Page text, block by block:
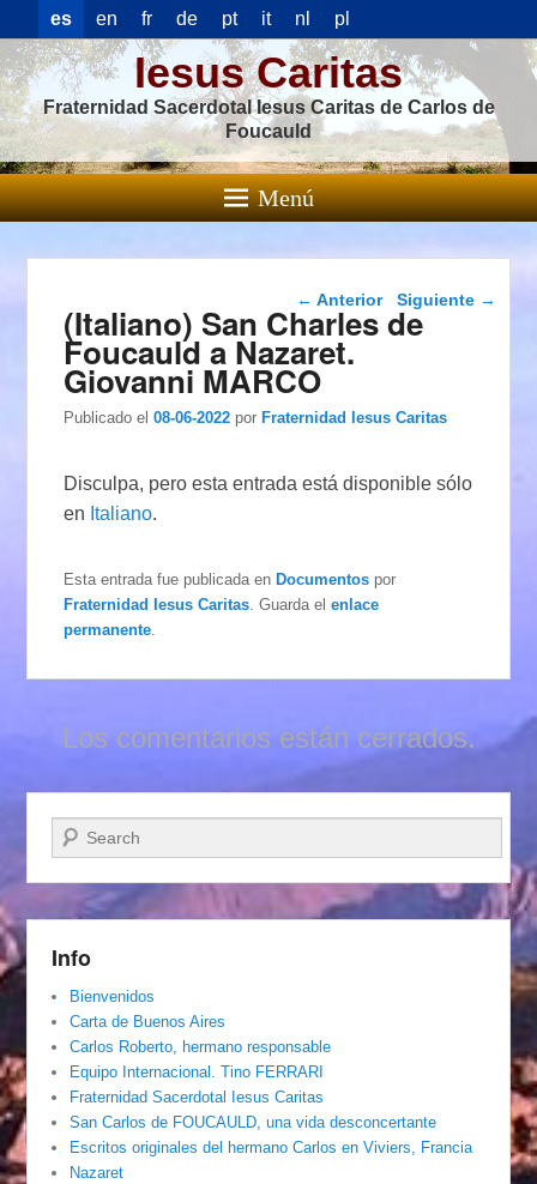
es en fr de pt it nl pl
Iesus Caritas
Fraternidad Sacerdotal Iesus Caritas de Carlos de
Foucauld
Menú
Navegación de
entradas
← Anterior Siguiente →
(Italiano) San Charles de
Foucauld a Nazaret.
Giovanni MARCO
Publicado el 08-06-2022 porFraternidad Iesus Caritas
Disculpa, pero esta entrada está disponible sólo
en Italiano.
Esta entrada fue publicada enDocumentos por
Fraternidad Iesus Caritas . Guarda elenlace
permanente
Los comentarios están cerrados.
Buscar
Info
Bienvenidos
Carta de Buenos Aires
Carlos Roberto, hermano responsable
Equipo Internacional. Tino FERRARI
Fraternidad Sacerdotal Iesus Caritas
San Carlos de FOUCAULD, una vida desconcertante
Escritos originales del hermano Carlos en Viviers, Francia
Nazaret